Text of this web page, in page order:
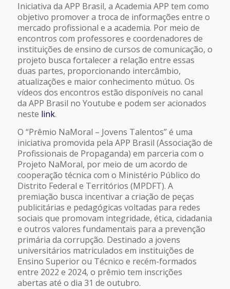
Iniciativa da APP Brasil, a Academia APP tem como
objetivo promover a troca de informações entre o
mercado profissional e a academia. Por meio de
encontros com professores e coordenadores de
instituições de ensino de cursos de comunicação, o
projeto busca fortalecer a relação entre essas
duas partes, proporcionando intercâmbio,
atualizações e maior conhecimento mútuo. Os
vídeos dos encontros estão disponíveis no canal
da APP Brasil no Youtube e podem ser acionados
neste link.
O “Prêmio NaMoral – Jovens Talentos” é uma
iniciativa promovida pela APP Brasil (Associação de
Profissionais de Propaganda) em parceria com o
Projeto NaMoral, por meio de um acordo de
cooperação técnica com o Ministério Público do
Distrito Federal e Territórios (MPDFT). A
premiação busca incentivar a criação de peças
publicitárias e pedagógicas voltadas para redes
sociais que promovam integridade, ética, cidadania
e outros valores fundamentais para a prevenção
primária da corrupção. Destinado a jovens
universitários matriculados em instituições de
Ensino Superior ou Técnico e recém-formados
entre 2022 e 2024, o prêmio tem inscrições
abertas até o dia 31 de outubro.